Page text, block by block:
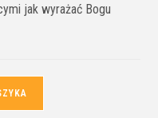
jak wyrażać Bogu